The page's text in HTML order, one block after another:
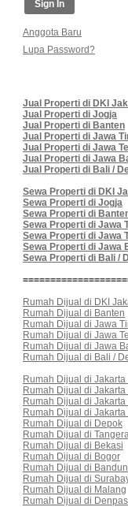
Anggota Baru
Lupa Password?
Jual Properti di DKI
Jual Properti di Jogja
Jual Properti di Banten
Jual Properti di Jawa
Jual Properti di Jawa
Jual Properti di Jawa
Jual Properti di Bali /
Sewa Properti di DKI
Sewa Properti di Jogja
Sewa Properti di
Sewa Properti di Jawa
Sewa Properti di Jawa
Sewa Properti di Jawa
Sewa Properti di Bali /
Rumah Dijual di DKI
Rumah Dijual di Banten
Rumah Dijual di Jawa
Rumah Dijual di Jawa
Rumah Dijual di Jawa
Rumah Dijual di Bali /
Rumah Dijual di Jakarta
Rumah Dijual di Jakarta
Rumah Dijual di Jakarta
Rumah Dijual di Jakarta
Rumah Dijual di Depok
Rumah Dijual di
Rumah Dijual di Bekasi
Rumah Dijual di Bogor
Rumah Dijual di
Rumah Dijual di
Rumah Dijual di Malang
Rumah Dijual di